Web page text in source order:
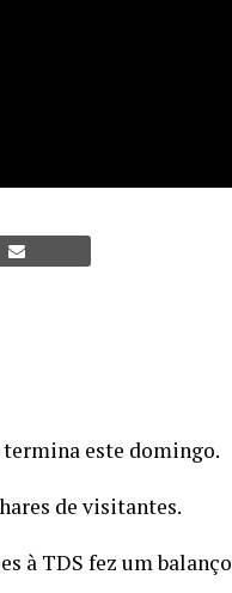
termina este domingo.
de visitantes.
à TDS fez um balanço